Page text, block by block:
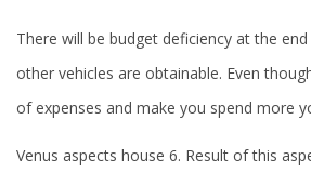
There will be budget deficiency at the
other vehicles are obtainable. Even
of expenses and make you spend more
Venus aspects house 6. Result of this